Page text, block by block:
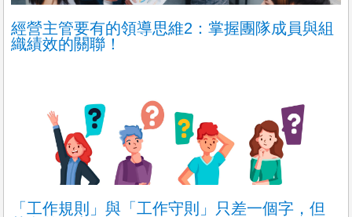
經營主管要有的領導思維2：掌握團隊成員與組
織績效的關聯！
「工作規則」與「工作守則」只差一個字，但